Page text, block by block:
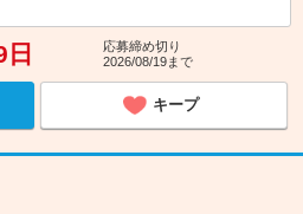
日
応募締め切り
2026/08/19まで
キープ